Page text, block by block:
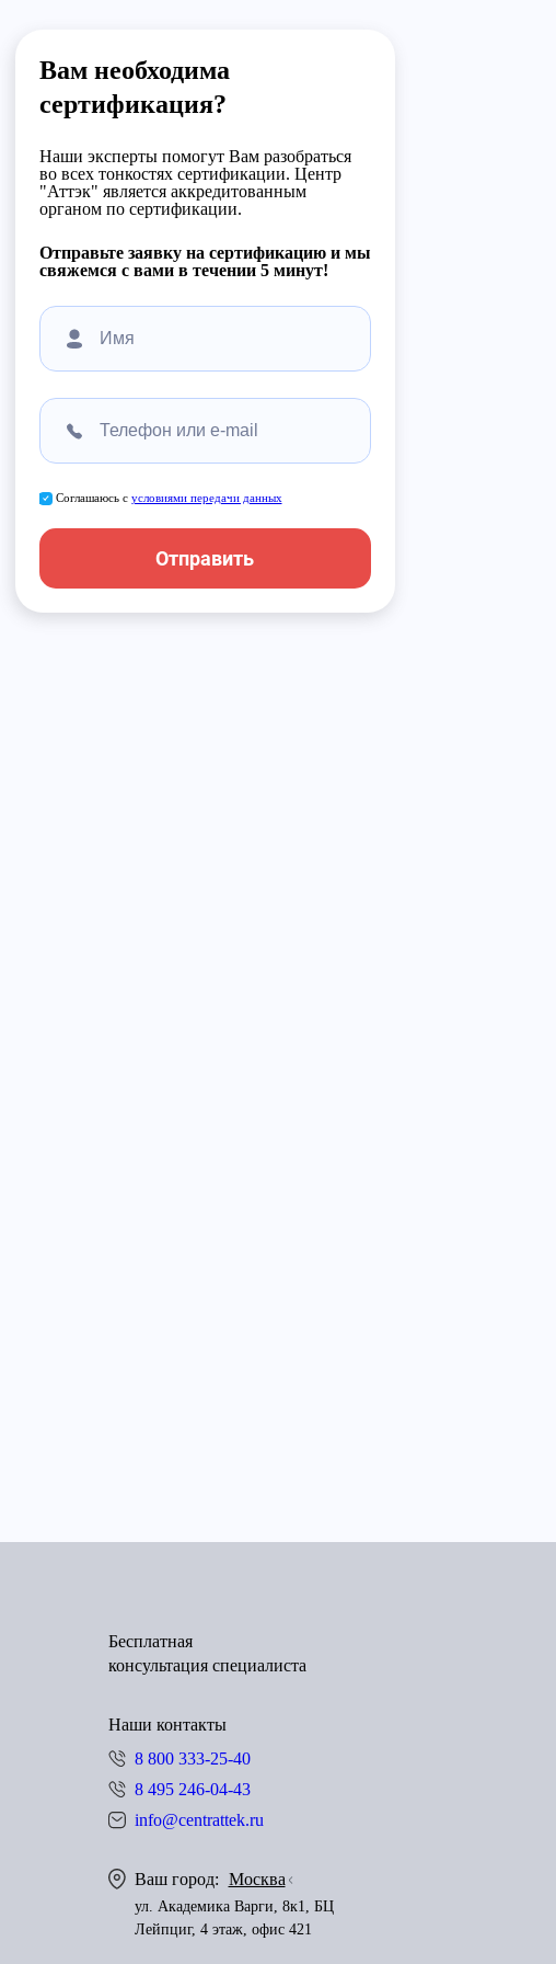
Вам необходима
сертификация?
Наши эксперты помогут Вам разобраться
во всех тонкостях сертификации. Центр
"Аттэк" является аккредитованным
органом по сертификации.
Отправьте заявку на сертификацию и мы
свяжемся с вами в течении 5 минут!
Соглашаюсь с условиями передачи данных
Отправить
Бесплатная
консультация специалиста
Наши контакты
8 800 333-25-40
8 495 246-04-43
info@centrattek.ru
Ваш город: Москва
ул. Академика Варги, 8к1, БЦ
Лейпциг, 4 этаж, офис 421